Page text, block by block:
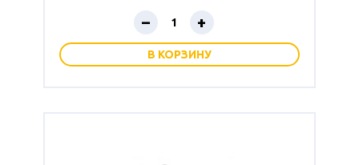
– +
В КОРЗИНУ